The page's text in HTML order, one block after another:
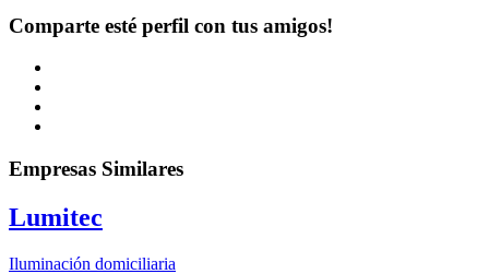
Comparte esté perfil con tus amigos!
Empresas Similares
Lumitec
Iluminación domiciliaria